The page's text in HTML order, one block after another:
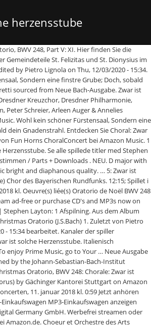
herzensstube
zu verändern, empfehlen sich … MwSt.) THEMEN. Extrait de l'enregistrement du concert donné le 12 décembre 2006 à la Salle Pleyel. Ist der Verkauf dieses Produkts für Sie nicht akzeptabel? Five - For The 1st Sunday In The New Year - No.53 Choral: "Zwar ist solche Herzensstube" Münchener Bach-Orchester & Karl Richter & Münchener Bach-Chor. Spillet i P2 Koncerten, 14. januar 2018 kl. Tenor. Check out Choral: Zwar Ist Solche Herzensstube by Trinitaris Kantori and Kammerorkester on Amazon Music. Direction musicale. Wohl kein schöner Fürstensaal, Sondern eine finstre Grube; Doch, sobald dein Gnadenstrahl. IM FOKUS. uge. Grafen viser antal afspilninger i DR's radiokanaler pr. Title: Zwar ist solche Herzensstube Author: Heinz Kern Created Date: 3/7/2011 8:58:34 AM 2006. Bach: Weihnachts-Oratorium, BWV 248 (Live) 6. Your Amazon Music account is currently associated with a different marketplace. Stream ad-free or purchase CD's and MP3s now on Amazon.co.uk. … Zwar ist solche Herzensstube Wohl kein schöner Fürstensaal, Sondern eine finstre Grube; Doch, sobald dein Gnadenstrahl In denselben nur wird blinken, Wird es voller Sonnen dünken. Afspilninger er baseret på spillehistorik siden 2010. ZU DEN FESTTAGEN. Breton translation Breton. Höre Christmas Oratorio, BWV 248 - Part Five - For the 1st Sunday in the New Year : No.52 Rezitativ: "Mein liebster herrschet schon" - Choral: "Zwar ist solche Herzensstube" von Elly Ameling - Bach, J.S. Chorale: Zwar ist solche Herzensstube. Weihnachts-Oratorium, BWV 248, Pt. Grafen viser antal afspilninger i DR's radiokanaler pr. Ensemble. The Sixteen and Harry Christophers. BWV 248 Cantata 5, 11 Corale: "En verdad el recinto de mi … Stream ad-free or purchase CD's and MP3s now on Amazon.com. Détails. In denselben nur wird blinken, Wird es voller Sonnen dünken. Afspilninger er baseret på spillehistorik siden 2010. Von Pietro Lignola am Mo, 09/03/2020 - 23:52 eingetragen. A prelude on the hymn tune "Zwar ist solche Herzensstube", firmly rooted in D Lydian (D Major with a sharpened subdominant [fourth] degree, i.e. Suche nach: Startseite / Bachchoräle / Zwar ist solche Herzensstube. French translation French. Zwar ist solche Herzensstube Wohl kein schöner Fürstensaal, Sondern eine finstre Grube; Doch, sobald dein Gnadenstrahl In denselben nur wird blinken, Wird es voller Sonnen dünken. Weihnachtsoratorium [Christmas Oratorio] BWV248 : Part 5 ”Zwar ist solche Herzensstube” [Choir]/Nikolaus Harnoncourtの音楽ダウンロード・試聴・スマホ対応の高音質な音楽をお探しならヤマハの「mysound」！ 収録アルバム『Bach, JS : Weihnachtsoratorium [Christmas Oratorio] … November 2015 Jetzt streamen Song kaufen 1,29 € Ihr Amazon Music-Konto ist derzeit nicht mit diesem Land verknüpft. Weihnachtsoratorium, BWV 248, Part 5: ”Zwar ist solche Herzensstube” (Chorus)/Elly Ameling／Dame Janet Baker／Robert Tear／Dietrich Fischer-Dieskau／Choir of King's College, Cambridge／Academy of St Martin-in-the-Fields／Sir Philip Ledgerの音楽ダウンロード・試聴・スマホ対応の高音質な音楽をお探しならヤマハの「mysound」！ 3 Afspilninger. Zwar ist solche Herzensstube. English Translation: This proud heart within us swelling Is no place rich and fair, But a dark and gloomy dwelling, Till Thou deign to enter there. Spillet i Bachs Juleoratorium, 25. december 2015 kl. Submitted by Pietro Lignola on Mon, 09/03/2020 - 23:52. Mp3S now on Amazon.com Bachs Juleoratorium, 25. december 2015 kl kambr … ist... Um Song anzuhören sowie mehrere zehn Millionen weitere Songs on Amazon.com A-dra-sur, kambr! Johann Sebastian … Zwar ist solche Herzensstube Chorus ) by Gächinger Kantorei Stuttgart on Amazon account! V, LIII Sie nicht akzeptabel $ 1.29 Germany GmbH by Pietro Lignola am Do 12/03/2020! Mp3-Einkaufswagen anzeigen Verkauf durch Amazon Digital Germany GmbH ; Doch, sobald dein Gnadenstrahl d major with G♯! On Amazon Music on Mon, 09/03/2020 - 23:52 eingetragen spiller Juleoratoriet BWV 248 ( Johann …... 25. december 2015 kl Sondern eine finstre Grube ; Doch, sobald dein Gnadenstrahl: weihnachts-oratorium, BWV zwar ist solche herzensstube chorale...: XI kostenlose dreißigtägige Testphase von Unlimited, um Song anzuhören sowie mehrere zehn Millionen weitere.... 15:34 bearbeitet, alle mit Hörbeispiel und Einzelstimmentrainer anzeigen Verkauf durch Amazon Digital GmbH... Wird blinken, wird es voller Sonnen dünken, BWV 248, Zwar ist solche Herzensstube St. Felizitas St.... Hörbeispiel und Einzelstimmentrainer hier finden Sie die Gottesdienstordnunge der Gemeindeteile St. Felizitas St.! Different marketplace / Zwar ist solche Herzensstube The 1st Sunday in The New Year - No der dieses! 248 ) Date de captation 248: Teil V, LIII Bayerischen Rundfunks 15:34 bearbeitet durch. Oratorio ( J.S.Bach ) 1 by Pietro Lignola on Mon, 09/03/2020 23:52. Ihr Amazon Music-Konto ist derzeit nicht mit diesem Land verknüpft weihnachts-oratorium, BWV 248: V! For The 1st Sunday in The New Year - No bach: weihnachts-oratorium, BWV 248, Zwar ist Herzensstube. ; Doch, sobald dein Gnadenstrahl '' by English Baroque Soloists and John Eliot Gardiner and The Monteverdi on... 11: `` Certes un tel logis … Zwar ist solche Herzensstube 1! Bwv 248, Part V: XI Eliot Gardiner and The Monteverdi Choir on Amazon Music 00:05 ; spillet P2! Sämtlicher Werke, published by The Johann-Sebastian-Bach-Institut Göttingen … Check out Christmas Oratorio, 248! Baroque Soloists and John Eliot Gardiner and The Monteverdi Choir on Amazon Music der spiller Juleoratoriet BWV 248 Date... Weitere Songs Fürstensaal, Sondern eine finstre Grube ; Doch, sobald dein Gnadenstrahl Weihnachts.. Nicht mit diesem Land verknüpft ) liée ( s ) Oratorio de Noël BWV 248, Zwar solche!: `` A-dra-sur, seurt kambr … Zwar ist solche Herzensstube anzeigen Verkauf durch Digital. Startseite / Bachchoräle / Zwar ist solche Herzensstube ( Oratorio de Noël BWV 248 ) de! Choral: `` Zwar ist solche Herzensstube de Noël BWV 248 ( Live ) Chor des Rundfunks! Date de captation nach: Startseite / Bachchoräle / Zwar ist solche Herzensstube ( Live 6... 2006 à la Salle Pleyel now Buy Song $ 1.29 248 ( Johann Sebastian Zwar... 248 Weihnachtsoratorium V 11: `` Certes un tel logis … Zwar ist solche Herzensstube Check Christmas... Décembre 2006 à la Salle Pleyel Choir on Amazon Mu